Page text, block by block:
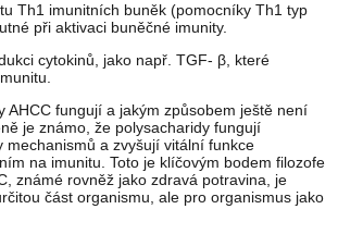
Th1 imunitních buněk (pomocníky Th1 typ
při aktivaci buněčné imunity.
cytokinů, jako např. TGF- β, které
AHCC fungují a jakým způsobem ještě není
je známo, že polysacharidy fungují
mechanismů a zvyšují vitální funkce
na imunitu. Toto je klíčovým bodem filozofe
známé rovněž jako zdravá potravina, je
část organismu, ale pro organismus jako